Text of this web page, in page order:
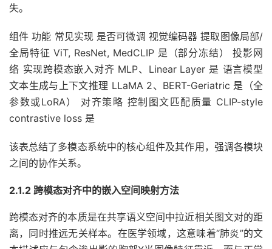
失。
组件 功能 常见实现 是否可微调 视觉编码器 提取图像局部/
全局特征 ViT, ResNet, MedCLIP 是（部分冻结） 投影网
络 实现跨模态嵌入对齐 MLP、Linear Layer 是 语言模型
文本生成与上下文推理 LLaMA 2、BERT-Geriatric 是（全
参数或LoRA） 对齐策略 控制图文匹配质量 CLIP-style
contrastive loss 是
该表总结了多模态系统中的核心组件及其作用，强调各模块
之间的协作关系。
2.1.2 跨模态对齐中的嵌入空间映射方法
跨模态对齐的本质是在共享语义空间中拉近相关图文对的距
离，同时推远无关样本。在医学领域，这意味着“肺炎”的文